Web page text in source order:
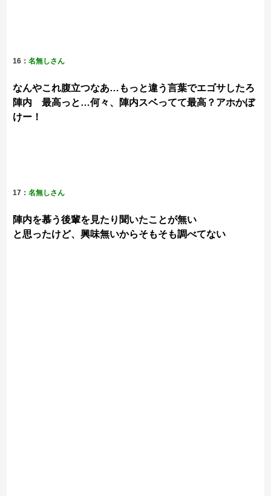
16：名無しさん
なんやこれ腹立つなあ…もっと違う言葉でエゴサしたろ
陣内 最高っと…何々、陣内スベってて最高？アホかぼ
けー！
17：名無しさん
陣内を慕う後輩を見たり聞いたことが無い
と思ったけど、興味無いからそもそも調べてない